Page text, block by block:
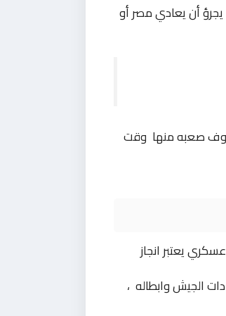
أن يعادي مصر أو
صعبه منها وقت
يعتبر انجاز
الجيش وابطاله ،